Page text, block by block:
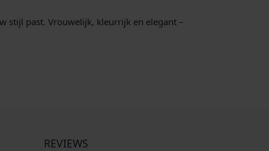
stijl past. Vrouwelijk, kleurrijk en elegant –
REVIEWS